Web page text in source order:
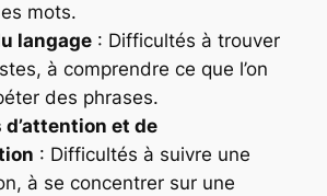
mots.
langage : Difficultés à trouver
à comprendre ce que l’on
des phrases.
d’attention et de
: Difficultés à suivre une
à se concentrer sur une